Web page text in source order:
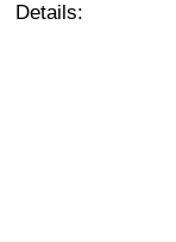
Details: